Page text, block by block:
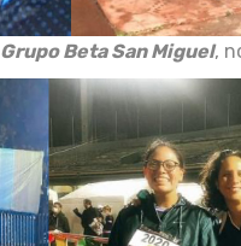
Grupo Beta San Miguel,